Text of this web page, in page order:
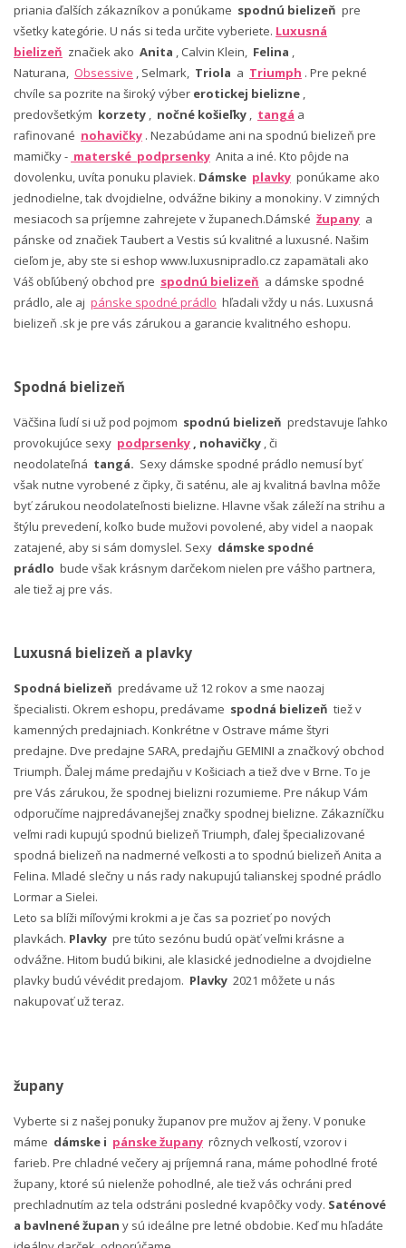
priania ďalších zákazníkov a ponúkame spodnú bielizeň pre
všetky kategórie. U nás si teda určite vyberiete. Luxusná
bielizeň značiek ako Anita , Calvin Klein, Felina ,
Naturana, Obsessive , Selmark, Triola a Triumph . Pre pekné
chvíle sa pozrite na široký výber erotickej bielizne ,
predovšetkým korzety , nočné košieľky , tangá a
rafinované nohavičky . Nezabúdame ani na spodnú bielizeň pre
mamičky - materské podprsenky Anita a iné. Kto pôjde na
dovolenku, uvíta ponuku plaviek. Dámske plavky ponúkame ako
jednodielne, tak dvojdielne, odvážne bikiny a monokiny. V zimných
mesiacoch sa príjemne zahrejete v županech.Dámské župany a
pánske od značiek Taubert a Vestis sú kvalitné a luxusné. Našim
cieľom je, aby ste si eshop www.luxusnipradlo.cz zapamätali ako
Váš obľúbený obchod pre spodnú bielizeň a dámske spodné
prádlo, ale aj pánske spodné prádlo hľadali vždy u nás. Luxusná
bielizeň .sk je pre vás zárukou a garancie kvalitného eshopu.
Spodná bielizeň
Väčšina ľudí si už pod pojmom spodnú bielizeň predstavuje ľahko
provokujúce sexy podprsenky , nohavičky , či
neodolateľná tangá. Sexy dámske spodné prádlo nemusí byť
však nutne vyrobené z čipky, či saténu, ale aj kvalitná bavlna môže
byť zárukou neodolateľnosti bielizne. Hlavne však záleží na strihu a
štýlu prevedení, koľko bude mužovi povolené, aby videl a naopak
zatajené, aby si sám domyslel. Sexy dámske spodné
prádlo bude však krásnym darčekom nielen pre vášho partnera,
ale tiež aj pre vás.
Luxusná bielizeň a plavky
Spodná bielizeň predávame už 12 rokov a sme naozaj
špecialisti. Okrem eshopu, predávame spodná bielizeň tiež v
kamenných predajniach. Konkrétne v Ostrave máme štyri
predajne. Dve predajne SARA, predajňu GEMINI a značkový obchod
Triumph. Ďalej máme predajňu v Košiciach a tiež dve v Brne. To je
pre Vás zárukou, že spodnej bielizni rozumieme. Pre nákup Vám
odporučíme najpredávanejšej značky spodnej bielizne. Zákazníčku
veľmi radi kupujú spodnú bielizeň Triumph, ďalej špecializované
spodná bielizeň na nadmerné veľkosti a to spodnú bielizeň Anita a
Felina. Mladé slečny u nás rady nakupujú talianskej spodné prádlo
Lormar a Sielei.
Leto sa blíži míľovými krokmi a je čas sa pozrieť po nových
plavkách. Plavky pre túto sezónu budú opäť veľmi krásne a
odvážne. Hitom budú bikini, ale klasické jednodielne a dvojdielne
plavky budú vévédit predajom. Plavky 2021 môžete u nás
nakupovať už teraz.
župany
Vyberte si z našej ponuky županov pre mužov aj ženy. V ponuke
máme dámske i pánske župany rôznych veľkostí, vzorov i
farieb. Pre chladné večery aj príjemná rana, máme pohodlné froté
župany, ktoré sú nielenže pohodlné, ale tiež vás ochráni pred
prechladnutím az tela odstráni posledné kvapôčky vody. Saténové
a bavlnené župan y sú ideálne pre letné obdobie. Keď mu hľadáte